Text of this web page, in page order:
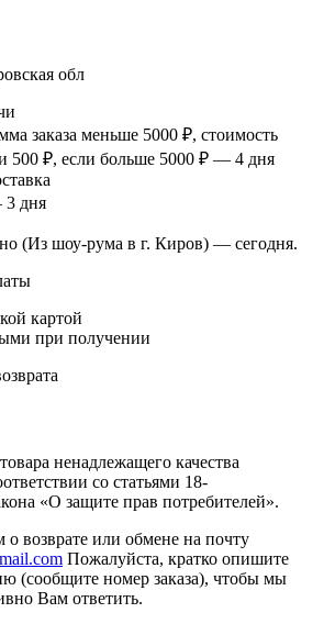
обл
заказа меньше 5000 ₽, стоимость
500 ₽, если больше 5000 ₽ — 4 дня
дня
(Из шоу-рума в г. Киров) — сегодня.
картой
при получении
ненадлежащего качества
со статьями 18-
«О защите прав потребителей».
возврате или обмене на почту
Пожалуйста, кратко опишите
(сообщите номер заказа), чтобы мы
Вам ответить.